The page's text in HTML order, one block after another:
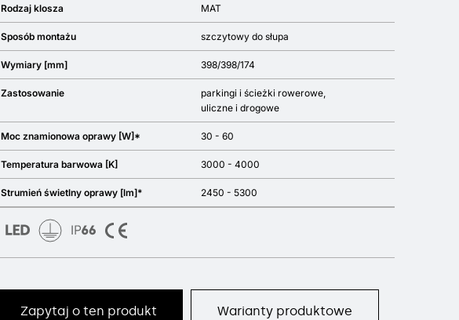
Rodzaj klosza MAT
Sposób montażu szczytowy do słupa
Wymiary [mm] 398/398/174
Zastosowanie
parkingi i ścieżki rowerowe
uliczne i drogowe
Moc znamionowa oprawy [W]* 30 - 60
Temperatura barwowa [K] 3000 - 4000
Strumień świetlny oprawy [lm]* 2450 - 5300
Zapytaj o ten produkt Warianty produktowe